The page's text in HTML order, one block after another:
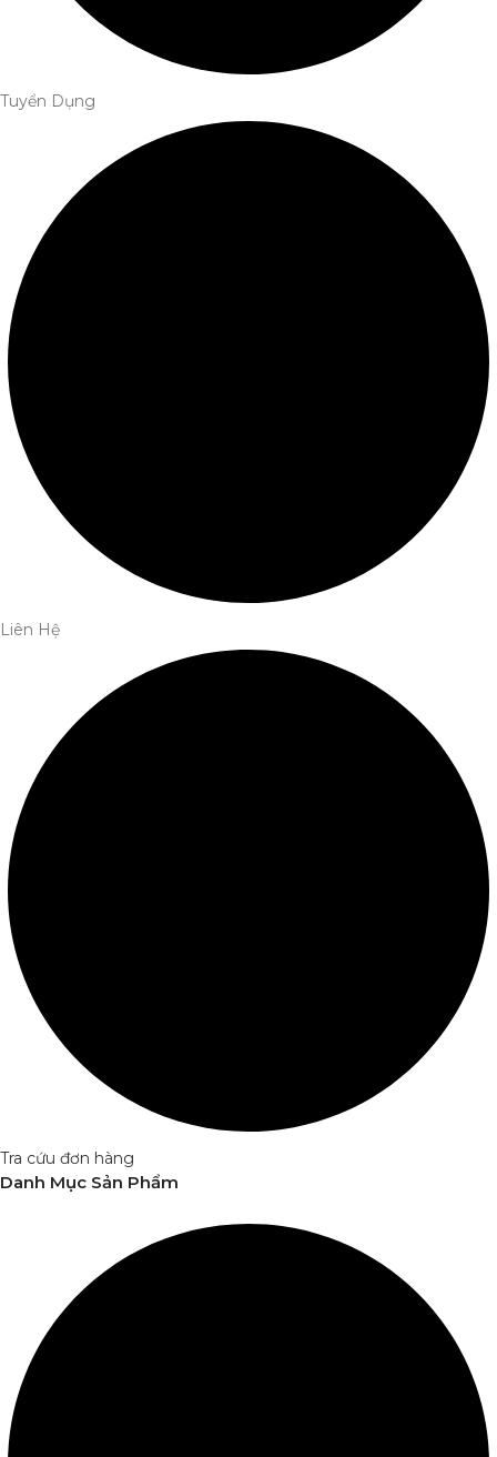
Tuyển Dụng
Liên Hệ
Tra cứu đơn hàng
Danh Mục Sản Phẩm